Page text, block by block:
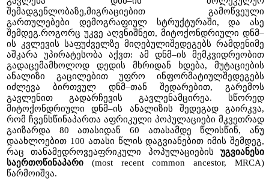
შემადგენლობაზე,მიგრაციებით გამოწვეული
გართულებები დემოგრაფიულ სტრუქტურაში, და ასე
შემდეგ.როგორც უკვე აღვნიშნეთ, მიტოქონდრიული დნმ–
ის კვლევის საფუძველზე მიღებულიშედეგებს რამდენიმე
აშკარა უპირატესობა აქვთ: ამ დნმ–ის მემკვიდრეობით
გადაცემამხოლოდ დედის მხრიდან ხდება, მუტაციების
ანალიზი გაცილებით უფრო ინფორმატიულშედეგებს
იძლევა ბირთვულ დნმ–თან შედარებით, გარემოს
გავლენით გადარჩევის გავლენამცირეა. სწორედ
მიტოქონდრიული დნმ–ის ანალიზის შედეგად გაირკვა,
რომ ჩვენსწინაპართა აფრიკული პოპულაციები მკვეთრად
გაიზარდა 80 ათასიდან 60 ათასამდე წლისწინ, ანუ
დაახლოებით 100 ათასი წლის დაგვიანებით იმის შემდეგ,
რაც თანამედროვეაფრიკული პოპულაციების უგვიანესი
საერთოწინაპარი (most recent common ancestor, MRCA)
წარმოიშვა.